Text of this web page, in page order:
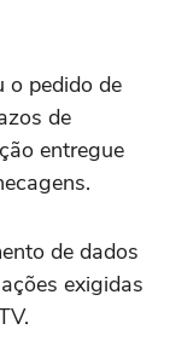
o pedido de
de
entregue
de dados
exigidas